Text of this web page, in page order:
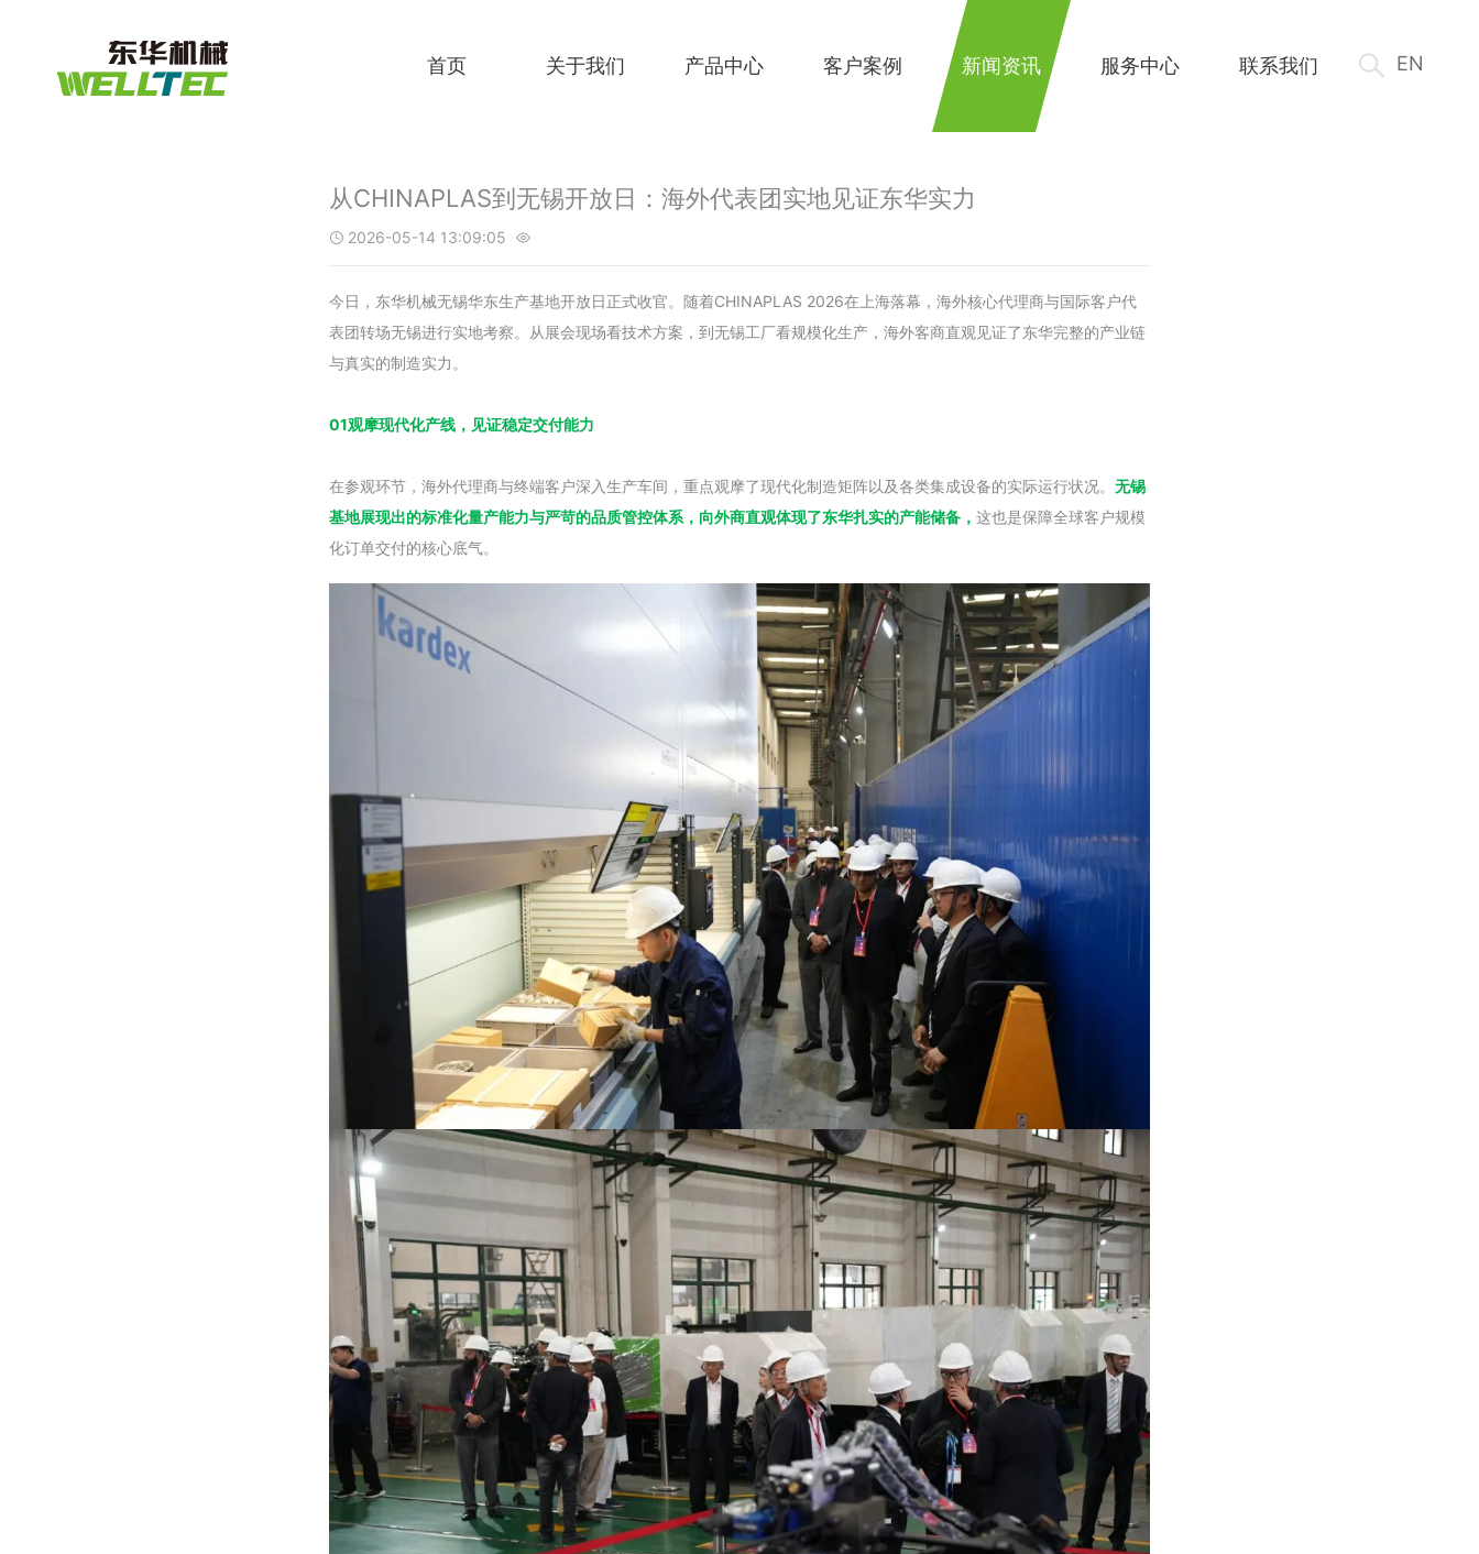
EN
首页 关于我们 产品中心 客户案例 新闻资讯 服务中心 联系我们
从CHINAPLAS到无锡开放日：海外代表团实地见证东华实力
 2026-05-14 13:09:05 
今日，东华机械无锡华东生产基地开放日正式收官。随着CHINAPLAS 2026在上海落幕，海外核心代理商与国际客户代
表团转场无锡进行实地考察。从展会现场看技术方案，到无锡工厂看规模化生产，海外客商直观见证了东华完整的产业链
与真实的制造实力。
01观摩现代化产线，见证稳定交付能力
在参观环节，海外代理商与终端客户深入生产车间，重点观摩了现代化制造矩阵以及各类集成设备的实际运行状况。 无锡
基地展现出的标准化量产能力与严苛的品质管控体系，向外商直观体现了东华扎实的产能储备， 这也是保障全球客户规模
化订单交付的核心底气。